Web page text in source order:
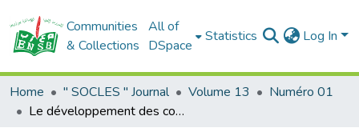
Communities
& Collections
All of
DSpace
Statistics Log In
Home " SOCLES " Journal Volume 13
Numéro 01
Le développement des compétences rédactionnelles en FLE à l’université d’El-Oued : défis et pistes d'amélioration